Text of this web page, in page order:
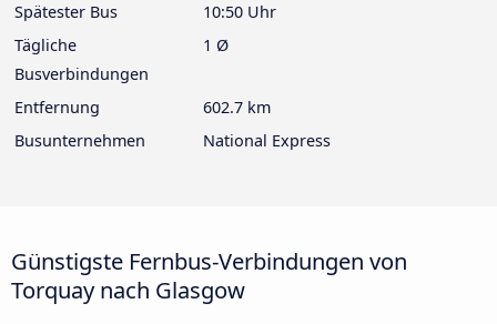
Spätester Bus
10:50 Uhr
Tägliche
Busverbindungen
1 Ø
Entfernung
602.7 km
Busunternehmen
National Express
Günstigste Fernbus-Verbindungen von
Torquay nach Glasgow